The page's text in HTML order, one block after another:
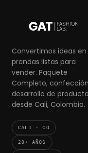
Convertimos ideas en
prendas listas para
vender. Paquete
Completo,
desarrollo de producto
desde Cali, Colombia.
CALI · CO
20+ AÑOS